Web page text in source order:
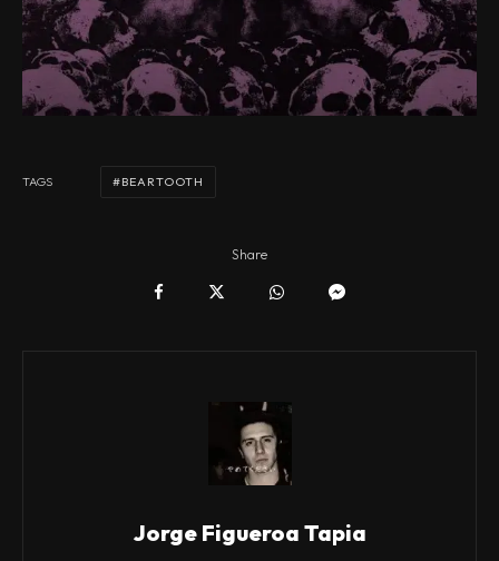
TAGS BEARTOOTH
Share
Jorge Figueroa Tapia